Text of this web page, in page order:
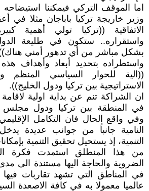
اما الموقف التركي فيمكننا
وزير خاريجة تركيا باباجان مثلا في
الاتفاقية ((تركيا تولي أهمية
واستقراره.. ستكون في طليعة
بشكل مباشر من أي تدهور أمني
واستطراده بتحديد أبعاد وأهداف هذه
((الية للحوار السياسي المنظم
الاستراتيجية بين تركيا ودول الخليج)).
ان الشراكة تنم عن بداية اولية لاقامة
في المنطقة بين تركيا ودول مجلس
وفي واقع الحال فان التكامل
النامية جانباً من جوانب عديدة
التنمية، إذ يستحيل تحقيق التنمية
من هذا المنطلق استمدت فكرة
الضروية والحاجة اليها مستندة الى
في المناطق التي تشهد تقاربات
عالميا معمولا به في كافة الاصعدة